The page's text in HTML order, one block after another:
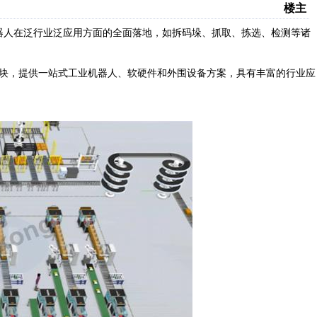
楼主
在泛行业泛应用方面的全面落地，如拆码垛、抓取、拣选、检测等诸
，提供一站式工业机器人、软硬件和外围设备方案，具有丰富的行业应